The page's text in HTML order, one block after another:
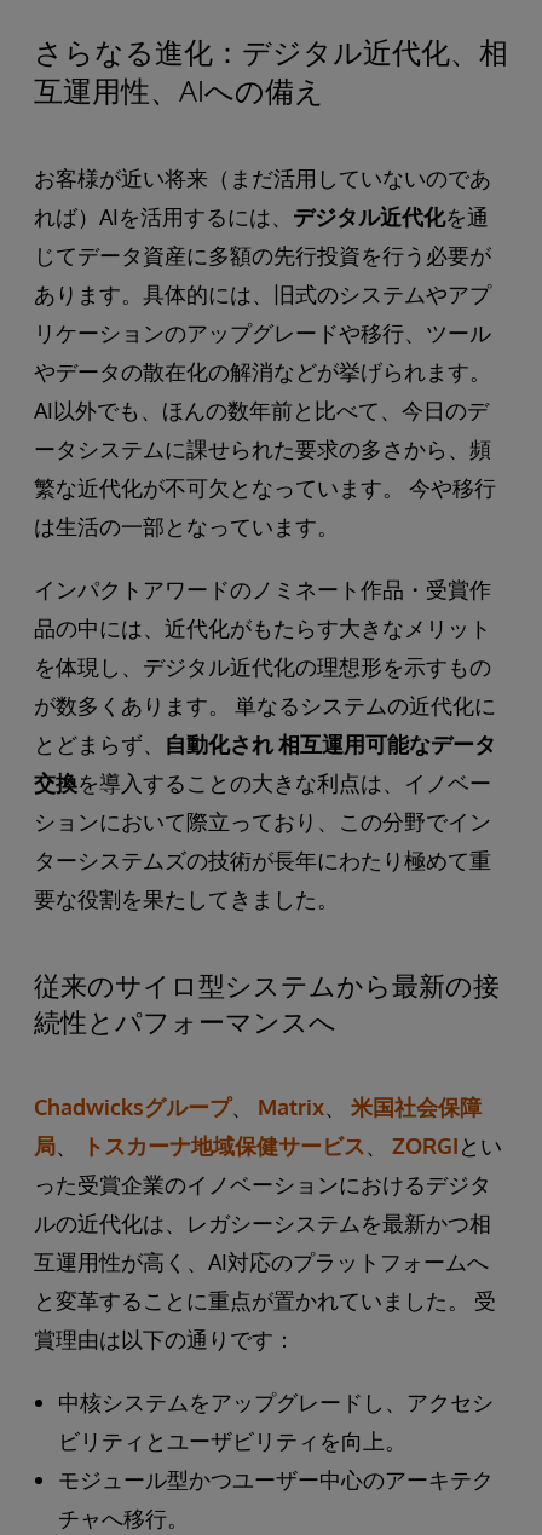
さらなる進化：デジタル近代化、相
互運用性、AIへの備え
お客様が近い将来（まだ活用していないのであ
れば）AIを活用するには、 デジタル近代化を通
じてデータ資産に多額の先行投資を行う必要が
あります。具体的には、旧式のシステムやアプ
リケーションのアップグレードや移行、ツール
やデータの散在化の解消などが挙げられます。
AI以外でも、ほんの数年前と比べて、今日のデ
ータシステムに課せられた要求の多さから、頻
繁な近代化が不可欠となっています。 今や移行
は生活の一部となっています。
インパクトアワードのノミネート作品・受賞作
品の中には、近代化がもたらす大きなメリット
を体現し、デジタル近代化の理想形を示すもの
が数多くあります。 単なるシステムの近代化に
とどまらず、 自動化され相互運用可能なデータ
交換を導入することの大きな利点は、イノベー
ションにおいて際立っており、この分野でイン
ターシステムズの技術が長年にわたり極めて重
要な役割を果たしてきました。
従来のサイロ型システムから最新の接
続性とパフォーマンスへ
Chadwicksグループ、 Matrix、 米国社会保障
局、 トスカーナ地域保健サービス、 ZORGIとい
った受賞企業のイノベーションにおけるデジタ
ルの近代化は、レガシーシステムを最新かつ相
互運用性が高く、AI対応のプラットフォームへ
と変革することに重点が置かれていました。 受
賞理由は以下の通りです：
中核システムをアップグレードし、アクセシ
ビリティとユーザビリティを向上。
モジュール型かつユーザー中心のアーキテク
チャへ移行。